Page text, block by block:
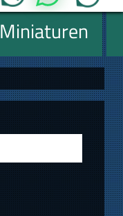
Miniaturen